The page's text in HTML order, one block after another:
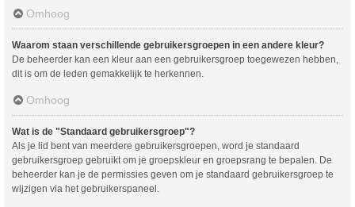
Omhoog
Waarom staan verschillende gebruikersgroepen in een andere kleur?
De beheerder kan een kleur aan een gebruikersgroep toegewezen hebben,
dit is om de leden gemakkelijk te herkennen.
Omhoog
Wat is de "Standaard gebruikersgroep"?
Als je lid bent van meerdere gebruikersgroepen, word je standaard
gebruikersgroep gebruikt om je groepskleur en groepsrang te bepalen. De
beheerder kan je de permissies geven om je standaard gebruikersgroep te
wijzigen via het gebruikerspaneel.